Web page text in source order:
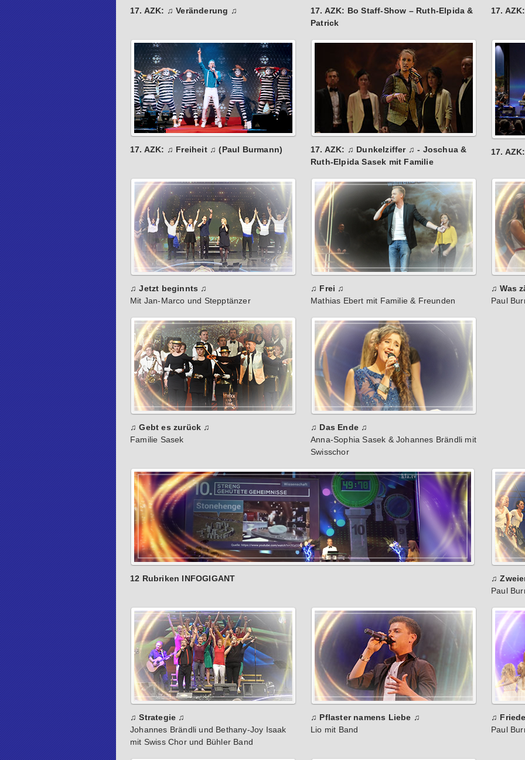
17. AZK: ♫ Veränderung ♫
17. AZK: Bo Staff-Show – Ruth-Elpida &
Patrick
17.
17. AZK: ♫ Freiheit ♫ (Paul Burmann)
17. AZK: ♫ Dunkelziffer ♫ - Joschua &
Ruth-Elpida Sasek mit Familie
17.
♫ Jetzt beginnts ♫
Mit Jan-Marco und Stepptänzer
♫ Frei ♫
Mathias Ebert mit Familie & Freunden
♫ Was
Paul
♫ Gebt es zurück ♫
Familie Sasek
♫ Das Ende ♫
Anna-Sophia Sasek & Johannes Brändli mit
Swisschor
12 Rubriken INFOGIGANT
♫
Paul
♫ Strategie ♫
Johannes Brändli und Bethany-Joy Isaak
mit Swiss Chor und Bühler Band
♫ Pflaster namens Liebe ♫
Lio mit Band
♫
Paul